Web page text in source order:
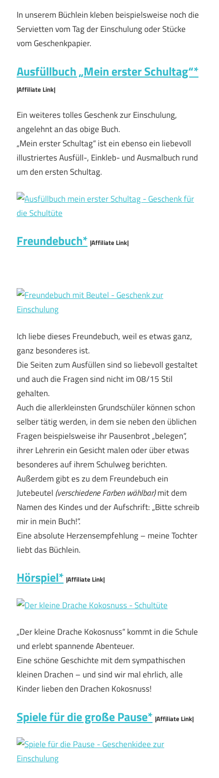
In unserem Büchlein kleben beispielsweise noch die
Servietten vom Tag der Einschulung oder Stücke
vom Geschenkpapier.
Ausfüllbuch „Mein erster Schultag“*
|Affiliate Link|
Ein weiteres tolles Geschenk zur Einschulung,
angelehnt an das obige Buch.
„Mein erster Schultag“ ist ein ebenso ein liebevoll
illustriertes Ausfüll-, Einkleb- und Ausmalbuch rund
um den ersten Schultag.
Freundebuch* |Affiliate Link|
Ich liebe dieses Freundebuch, weil es etwas ganz,
ganz besonderes ist.
Die Seiten zum Ausfüllen sind so liebevoll gestaltet
und auch die Fragen sind nicht im 08/15 Stil
gehalten.
Auch die allerkleinsten Grundschüler können schon
selber tätig werden, in dem sie neben den üblichen
Fragen beispielsweise ihr Pausenbrot „belegen“,
ihrer Lehrerin ein Gesicht malen oder über etwas
besonderes auf ihrem Schulweg berichten.
Außerdem gibt es zu dem Freundebuch ein
Jutebeutel (verschiedene Farben wählbar)mit dem
Namen des Kindes und der Aufschrift: „Bitte schreib
mir in mein Buch!“.
Eine absolute Herzensempfehlung – meine Tochter
liebt das Büchlein.
Hörspiel* |Affiliate Link|
„Der kleine Drache Kokosnuss“ kommt in die Schule
und erlebt spannende Abenteuer.
Eine schöne Geschichte mit dem sympathischen
kleinen Drachen – und sind wir mal ehrlich, alle
Kinder lieben den Drachen Kokosnuss!
Spiele für die große Pause* |Affiliate Link|